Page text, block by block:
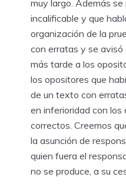
muy largo. Además se
incalificable y que
organización de la
con erratas y se avisó
más tarde a los
los opositores que
de un texto con
en inferioridad con
correctos. Creemos
la asunción de
quien fuera el
no se produce, a su